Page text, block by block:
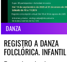
DANZA
REGISTRO A DANZA
FOLCLÓRICA. INFANTIL